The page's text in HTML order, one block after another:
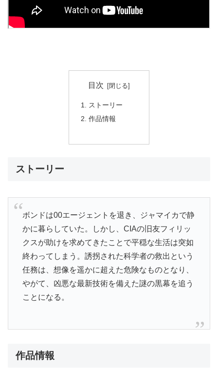
目次
ストーリー
作品情報
ストーリー
ボンドは00エージェントを退き、ジャマイカで静
かに暮らしていた。しかし、CIAの旧友フィリッ
クスが助けを求めてきたことで平穏な生活は突如
終わってしまう。誘拐された科学者の救出という
任務は、想像を遥かに超えた危険なものとなり、
やがて、凶悪な最新技術を備えた謎の黒幕を追う
ことになる。
作品情報